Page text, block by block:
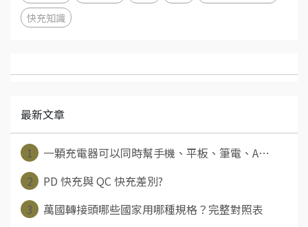
快充知識
最新文章
1
一顆充電器可以同時幫手機、平板、筆電、A⋯
2
PD 快充與 QC 快充差別?
3
萬國轉接頭哪些國家用哪種規格？完整對照表